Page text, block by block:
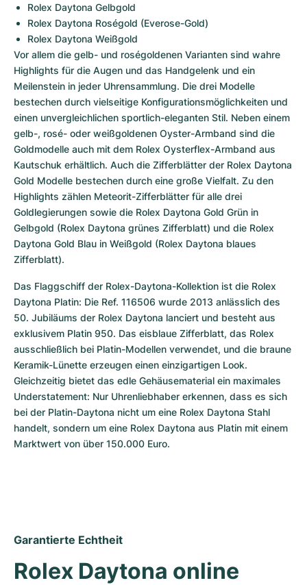
Rolex Daytona Gelbgold
Rolex Daytona Roségold (Everose-Gold)
Rolex Daytona Weißgold
Vor allem die gelb- und roségoldenen Varianten sind wahre
Highlights für die Augen und das Handgelenk und ein
Meilenstein in jeder Uhrensammlung. Die drei Modelle
bestechen durch vielseitige Konfigurationsmöglichkeiten und
einen unvergleichlichen sportlich-eleganten Stil. Neben einem
gelb-, rosé- oder weißgoldenen Oyster-Armband sind die
Goldmodelle auch mit dem Rolex Oysterflex-Armband aus
Kautschuk erhältlich. Auch die Zifferblätter der Rolex Daytona
Gold Modelle bestechen durch eine große Vielfalt. Zu den
Highlights zählen Meteorit-Zifferblätter für alle drei
Goldlegierungen sowie die Rolex Daytona Gold Grün in
Gelbgold (Rolex Daytona grünes Zifferblatt) und die Rolex
Daytona Gold Blau in Weißgold (Rolex Daytona blaues
Zifferblatt).
Das Flaggschiff der Rolex-Daytona-Kollektion ist die Rolex
Daytona Platin: Die Ref. 116506 wurde 2013 anlässlich des
50. Jubiläums der Rolex Daytona lanciert und besteht aus
exklusivem Platin 950. Das eisblaue Zifferblatt, das Rolex
ausschließlich bei Platin-Modellen verwendet, und die braune
Keramik-Lünette erzeugen einen einzigartigen Look.
Gleichzeitig bietet das edle Gehäusematerial ein maximales
Understatement: Nur Uhrenliebhaber erkennen, dass es sich
bei der Platin-Daytona nicht um eine Rolex Daytona Stahl
handelt, sondern um eine Rolex Daytona aus Platin mit einem
Marktwert von über 150.000 Euro.
Garantierte Echtheit
Rolex Daytona online